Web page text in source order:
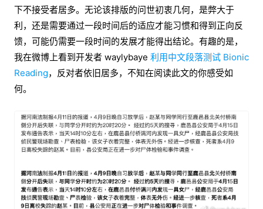
下不接受者居多。无论该排版的问世初衷几何，是弊大于
利，还是需要通过一段时间后的适应才能习惯和得到正向反
馈，可能仍需要一段时间的发展才能得出结论。有趣的是，
我在微博上看到开发者 waylybaye 利用中文段落测试 Bionic
Reading，反对者依旧居多，不知在阅读此文的你感受如
何。